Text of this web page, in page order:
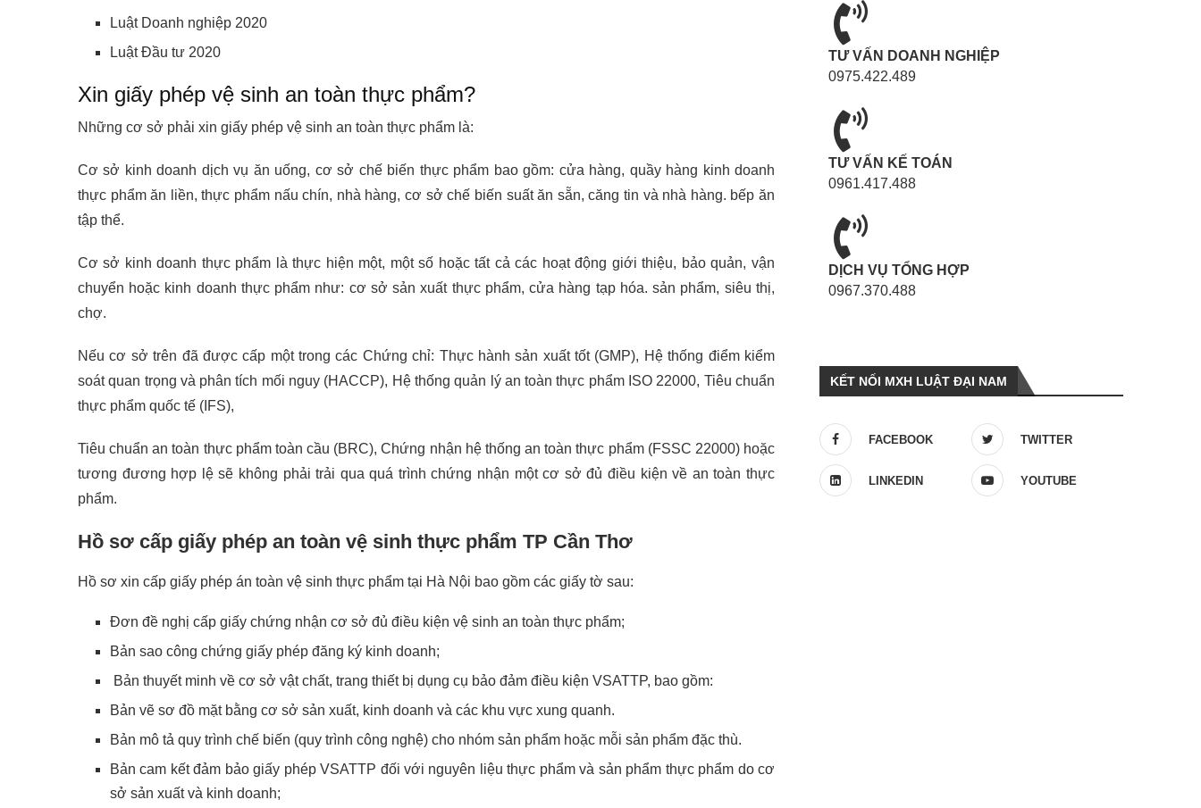
Luật Doanh nghiệp 2020
Luật Đầu tư 2020
Xin giấy phép vệ sinh an toàn thực phẩm?
Những cơ sở phải xin giấy phép vệ sinh an toàn thực phẩm là:
Cơ sở kinh doanh dịch vụ ăn uống, cơ sở chế biến thực phẩm bao gồm: cửa hàng, quầy hàng kinh doanh
thực phẩm ăn liền, thực phẩm nấu chín, nhà hàng, cơ sở chế biến suất ăn sẵn, căng tin và nhà hàng. bếp ăn
tập thể.
Cơ sở kinh doanh thực phẩm là thực hiện một, một số hoặc tất cả các hoạt động giới thiệu, bảo quản, vận
chuyển hoặc kinh doanh thực phẩm như: cơ sở sản xuất thực phẩm, cửa hàng tạp hóa. sản phẩm, siêu thị,
chợ.
Nếu cơ sở trên đã được cấp một trong các Chứng chỉ: Thực hành sản xuất tốt (GMP), Hệ thống điểm kiểm
soát quan trọng và phân tích mối nguy (HACCP), Hệ thống quản lý an toàn thực phẩm ISO 22000, Tiêu chuẩn
thực phẩm quốc tế (IFS),
Tiêu chuẩn an toàn thực phẩm toàn cầu (BRC), Chứng nhận hệ thống an toàn thực phẩm (FSSC 22000) hoặc
tương đương hợp lệ sẽ không phải trải qua quá trình chứng nhận một cơ sở đủ điều kiện về an toàn thực
phẩm.
Hồ sơ cấp giấy phép an toàn vệ sinh thực phẩm TP Cần Thơ
Hồ sơ xin cấp giấy phép án toàn vệ sinh thực phẩm tại Hà Nội bao gồm các giấy tờ sau:
Đơn đề nghị cấp giấy chứng nhận cơ sở đủ điều kiện vệ sinh an toàn thực phẩm;
Bản sao công chứng giấy phép đăng ký kinh doanh;
Bản thuyết minh về cơ sở vật chất, trang thiết bị dụng cụ bảo đảm điều kiện VSATTP, bao gồm:
Bản vẽ sơ đồ mặt bằng cơ sở sản xuất, kinh doanh và các khu vực xung quanh.
Bản mô tả quy trình chế biến (quy trình công nghệ) cho nhóm sản phẩm hoặc mỗi sản phẩm đặc thù.
Bản cam kết đảm bảo giấy phép VSATTP đối với nguyên liệu thực phẩm và sản phẩm thực phẩm do cơ
sở sản xuất và kinh doanh;
TƯ VẤN DOANH NGHIỆP
0975.422.489
TƯ VẤN KẾ TOÁN
0961.417.488
DỊCH VỤ TỔNG HỢP
0967.370.488
KẾT NỐI MXH LUẬT ĐẠI NAM
FACEBOOK TWITTER
LINKEDIN YOUTUBE